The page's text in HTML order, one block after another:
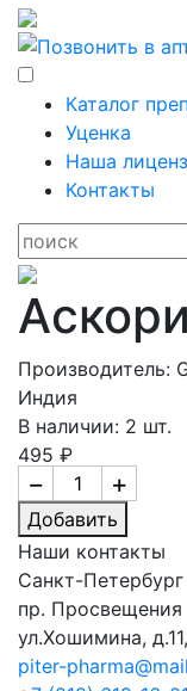
Каталог
Уценка
Наша
Контакты
Производитель:
Индия
В наличии: 2 шт.
495 ₽
+
−
Добавить
Наши контакты
Санкт-Петербург
пр. Просвещения
ул.Хошимина,
piter-